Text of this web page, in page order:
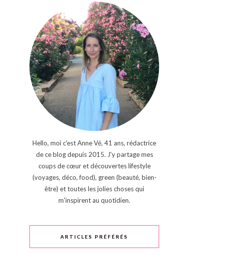
Hello, moi c'est Anne Vé, 41 ans, rédactrice
de ce blog depuis 2015. J'y partage mes
coups de cœur et découvertes lifestyle
(voyages, déco, food), green (beauté, bien-
être) et toutes les jolies choses qui
m'inspirent au quotidien.
ARTICLES PRÉFÉRÉS